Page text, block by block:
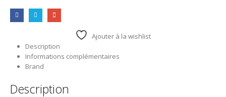
Ajouter à la wishlist
Description
Informations complémentaires
Brand
Description